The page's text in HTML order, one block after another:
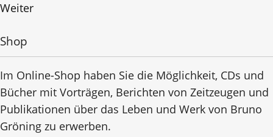
Weiter
Shop
Im Online-Shop haben Sie die Möglichkeit, CDs und
Bücher mit Vorträgen, Berichten von Zeitzeugen und
Publikationen über das Leben und Werk von Bruno
Gröning zu erwerben.